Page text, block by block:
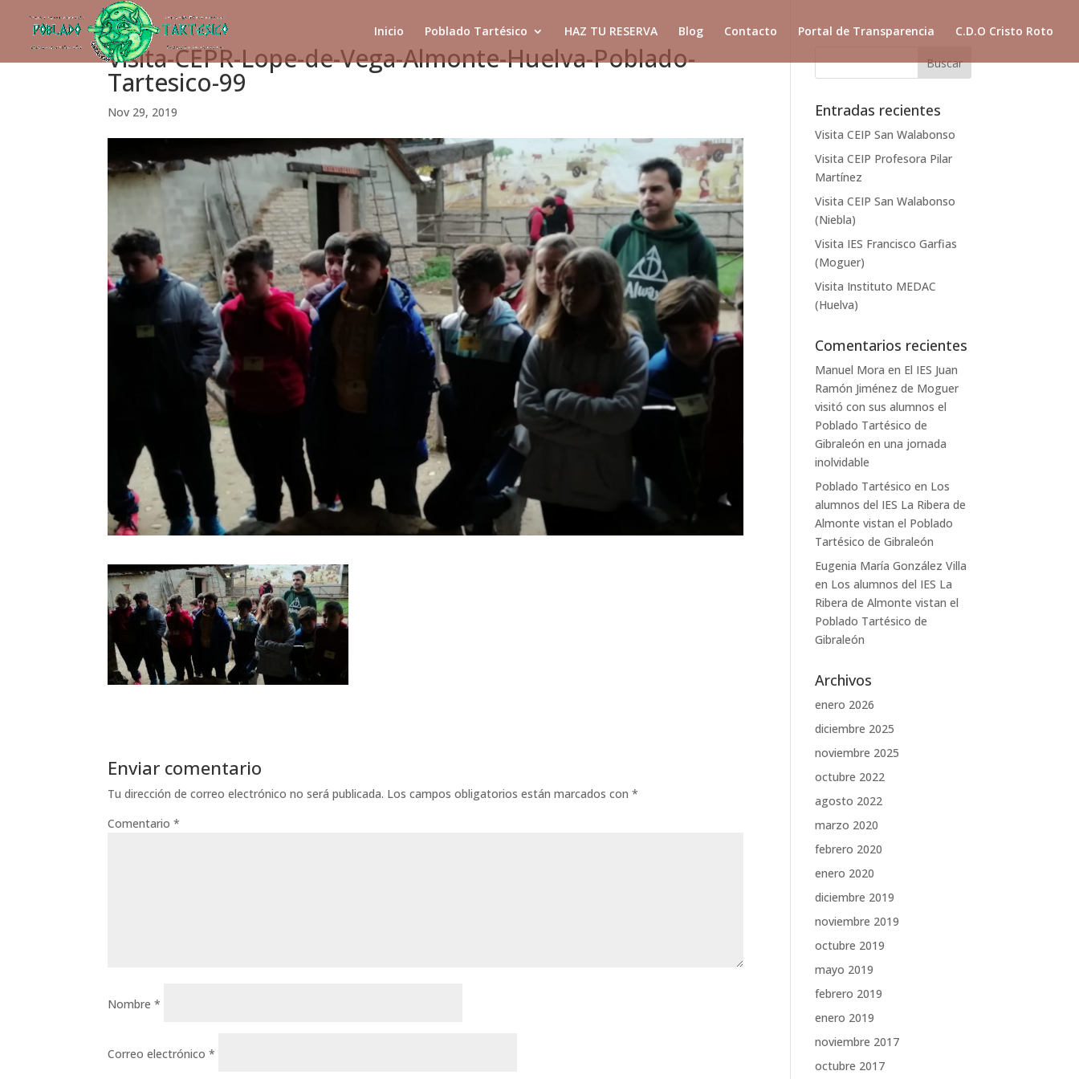
Inicio Poblado Tartésico HAZ TU RESERVA Blog Contacto Portal de Transparencia C.D.O Cristo Roto
Visita-CEPR-Lope-de-Vega-Almonte-Huelva-Poblado-
Tartesico-99
Nov 29, 2019
Enviar comentario
Tu dirección de correo electrónico no será publicada. Los campos obligatorios están marcados con*
Comentario*
Nombre*
Correo electrónico*
Entradas recientes
Visita CEIP San Walabonso
Visita CEIP Profesora Pilar
Martínez
Visita CEIP San Walabonso
(Niebla)
Visita IES Francisco Garfias
(Moguer)
Visita Instituto MEDAC
(Huelva)
Comentarios recientes
Manuel Mora en El IES Juan
Ramón Jiménez de Moguer
visitó con sus alumnos el
Poblado Tartésico de
Gibraleón en una jornada
inolvidable
Poblado Tartésico en Los
alumnos del IES La Ribera de
Almonte vistan el Poblado
Tartésico de Gibraleón
Eugenia María González Villa
en Los alumnos del IES La
Ribera de Almonte vistan el
Poblado Tartésico de
Gibraleón
Archivos
enero 2026
diciembre 2025
noviembre 2025
octubre 2022
agosto 2022
marzo 2020
febrero 2020
enero 2020
diciembre 2019
noviembre 2019
octubre 2019
mayo 2019
febrero 2019
enero 2019
noviembre 2017
octubre 2017